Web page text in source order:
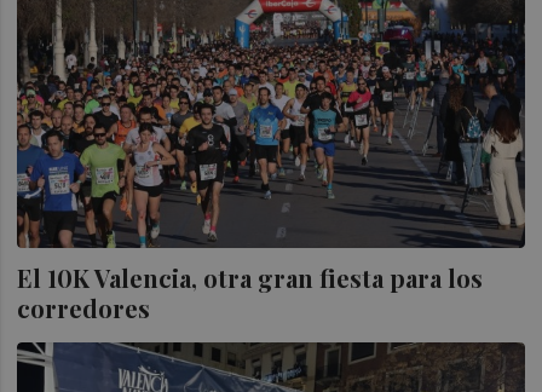
El 10K Valencia, otra gran fiesta para los
corredores